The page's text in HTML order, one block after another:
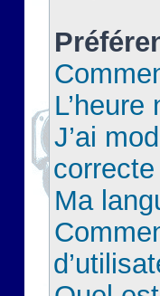
L’heure
J’ai
correcte
Ma